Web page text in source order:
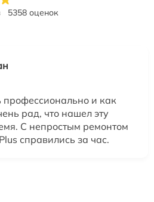
5358 оценок
профессионально и как
рад, что нашел эту
С непростым ремонтом
справились за час.